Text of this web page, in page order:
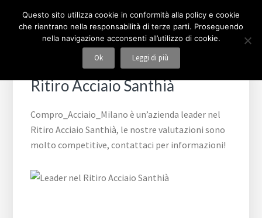
navigazione
COMPRO ACCIAIO MILANO
Ritiro Acciaio Santhià
Compro_Acciaio_Milano è un’azienda leader nel
Ritiro Acciaio Santhià, le nostre valutazioni sono
molto competitive, contattaci per informazioni!
Questo sito utilizza cookie in conformità alla policy e cookie
che rientrano nella responsabilità di terze parti. Proseguendo
nella navigazione acconsenti all’utilizzo di cookie.
Ok Leggi di più